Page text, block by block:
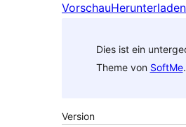
VorschauHerunterladen
Dies ist ein
Theme von SoftMe.
Version